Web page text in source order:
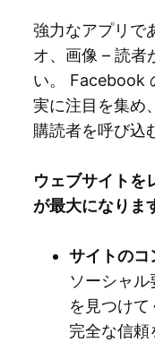
強力なアプリで
オ、画像 – 読者
い。 Facebook
実に注目を集め
購読者を呼び込
ウェブサイト
が最大になりま
サイトのコ
ソーシャ
を見つけ
完全な信頼